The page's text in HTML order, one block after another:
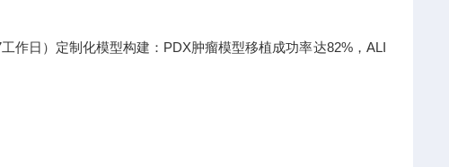
作日）定制化模型构建：PDX肿瘤模型移植成功率达82%，ALI